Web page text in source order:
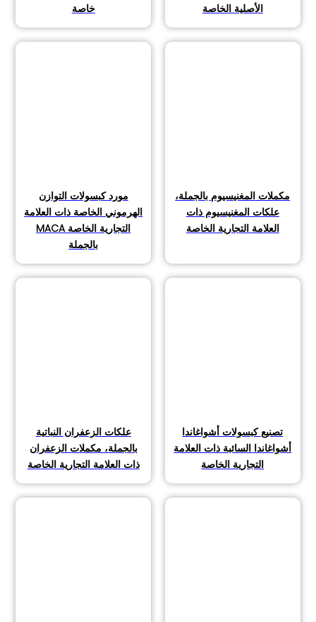
الأصلية الخاصة خاصة
مكملات المغنيسيوم بالجملة،
علكات المغنيسيوم ذات
العلامة التجارية الخاصة
مورد كبسولات التوازن
الهرموني الخاصة ذات العلامة
التجارية الخاصة MACA
بالجملة
تصنيع كبسولات أشواغاندا
أشواغاندا السائبة ذات العلامة
التجارية الخاصة
علكات الزعفران النباتية
بالجملة، مكملات الزعفران
ذات العلامة التجارية الخاصة